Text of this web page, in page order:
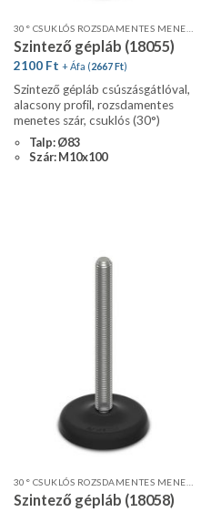
Szintező gépláb (18055)
2100 Ft + Áfa (2667Ft)
Szintező gépláb csúszásgátlóval,
alacsony profil, rozsdamentes
menetes szár, csuklós (30°)
Talp: Ø83
Szár: M10x100
Szintező gépláb (18058)